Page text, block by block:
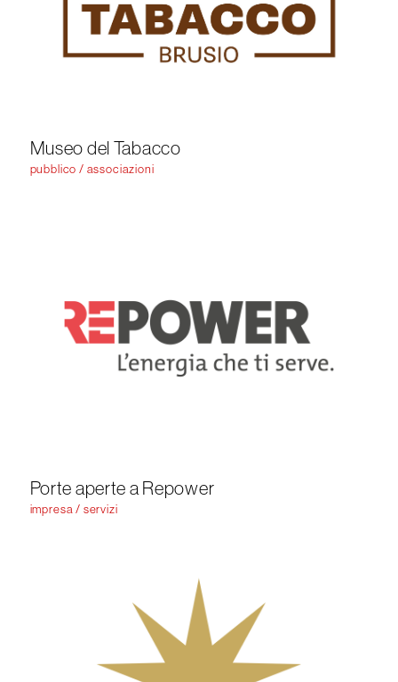
Museo del Tabacco
pubblico / associazioni
Porte aperte a Repower
impresa / servizi